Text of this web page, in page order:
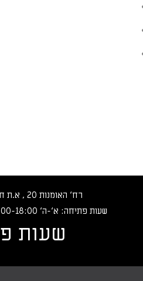
רח‘ האומנות 20 , א.ת חדש נתניה, טלפון:
שעות פתיחה: א‘-ה‘ 10:00-18:00 , שישי: 9:00-14:00
שעות